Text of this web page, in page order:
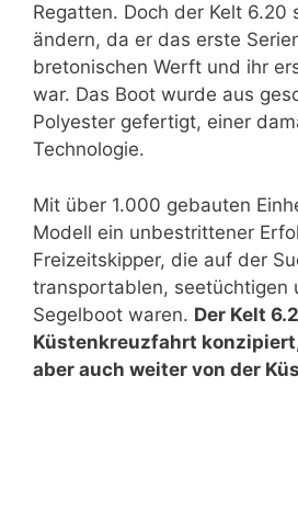
Regatten. Doch der Kelt 6.20
ändern, da er das erste
bretonischen Werft und ihr
war. Das Boot wurde aus
Polyester gefertigt, einer
Technologie.
Mit über 1.000 gebauten
Modell ein unbestrittener
Freizeitskipper, die auf der
transportablen, seetüchtigen
Segelboot waren. Der Kelt
Küstenkreuzfahrt
aber auch weiter von der